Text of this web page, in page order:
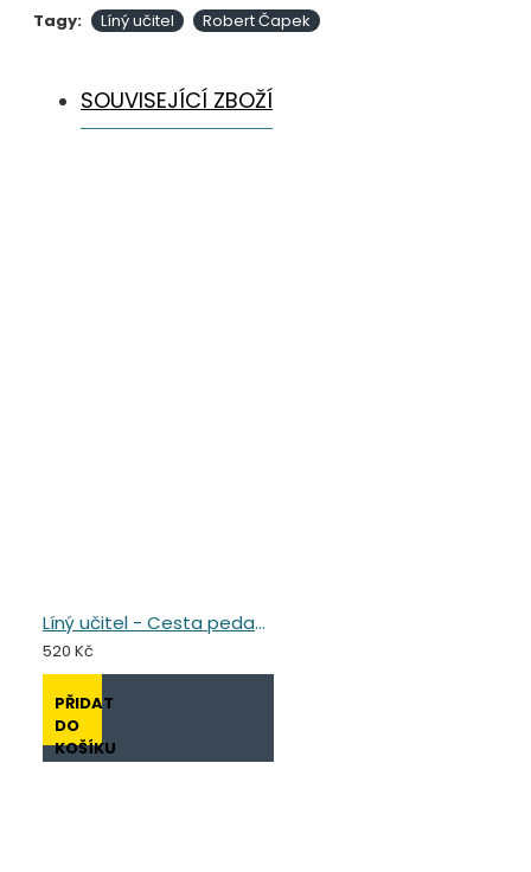
Tagy: Líný učitel Robert Čapek
SOUVISEJÍCÍ ZBOŽÍ
Líný učitel - Cesta pedagogického hrdiny
520 Kč
PŘIDAT
DO
KOŠÍKU